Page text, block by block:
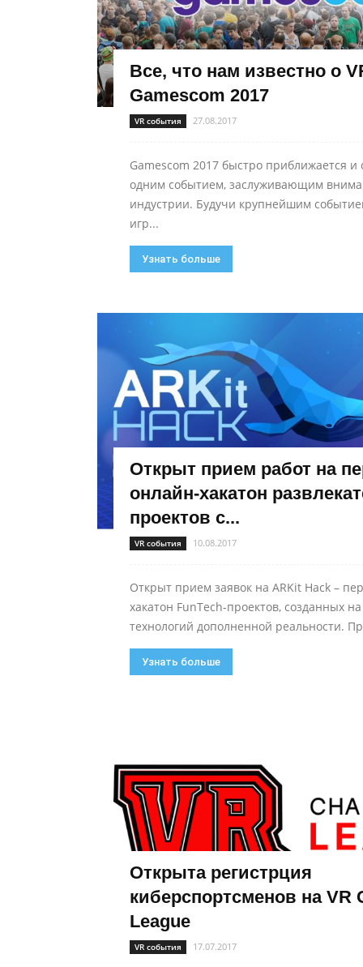
Все, что нам известно о
Gamescom 2017
VR события 27.08.2017
Gamescom 2017 быстро приближается и
одним событием, заслуживающим
индустрии. Будучи крупнейшим
игр...
Узнать больше
Открыт прием работ на
онлайн-хакатон
проектов с...
VR события 10.08.2017
Открыт прием заявок на ARKit Hack –
хакатон FunTech-проектов, созданных
технологий дополненной реальности.
Узнать больше
Открыта регистрция
киберспортсменов на VR
League
VR события 17.07.2017